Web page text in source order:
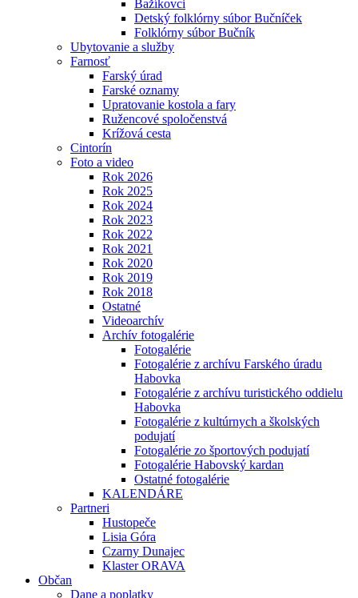
Bažíkovci
Detský folklórny súbor Bučníček
Folklórny súbor Bučník
Ubytovanie a služby
Farnosť
Farský úrad
Farské oznamy
Upratovanie kostola a fary
Ružencové spoločenstvá
Krížová cesta
Cintorín
Foto a video
Rok 2026
Rok 2025
Rok 2024
Rok 2023
Rok 2022
Rok 2021
Rok 2020
Rok 2019
Rok 2018
Ostatné
Videoarchív
Archív fotogalérie
Fotogalérie
Fotogalérie z archívu Farského úradu
Habovka
Fotogalérie z archívu turistického oddielu
Habovka
Fotogalérie z kultúrnych a školských
podujatí
Fotogalérie zo športových podujatí
Fotogalérie Habovský kardan
Ostatné fotogalérie
KALENDÁRE
Partneri
Hustopeče
Lisia Góra
Czarny Dunajec
Klaster ORAVA
Občan
Dane a poplatky